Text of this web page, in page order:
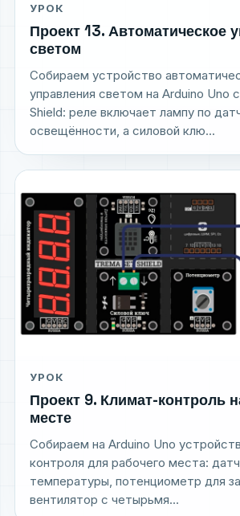
УРОК
Проект 13. Автоматическое
светом
Собираем устройство
управления светом на Arduino Uno
Shield: реле включает лампу по
освещённости, а силовой клю...
УРОК
Проект 9. Климат-контроль
месте
Собираем на Arduino Uno
контроля для рабочего места:
температуры, потенциометр для
вентилятор с четырьмя...